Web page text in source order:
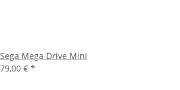
Sega Mega Drive Mini
79,00 € *